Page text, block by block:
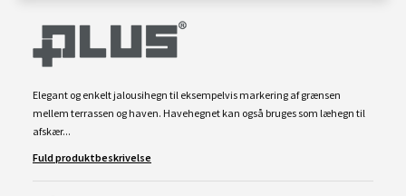
Elegant og enkelt jalousihegn til eksempelvis markering af grænsen
mellem terrassen og haven. Havehegnet kan også bruges som læhegn til
afskær...
Fuld produktbeskrivelse